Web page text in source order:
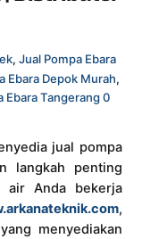
,Jual Pompa Ebara
Ebara Depok Murah,
Ebara Tangerang 0
jual pompa
langkah penting
air Anda bekerja
,
menyediakan